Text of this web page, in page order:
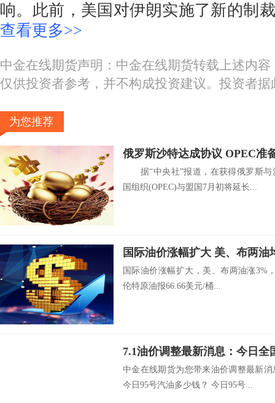
响。此前，美国对伊朗实施了新的制
查看更多>>
中金在线期货声明：中金在线期货转载上述内
仅供投资者参考，并不构成投资建议。投资者
为您推荐
俄罗斯沙特达成协议 OPEC准
据“中央社”报道，在获得俄罗斯与
国组织(OPEC)与盟国7月初将延长...
国际油价涨幅扩大 美、布两油
国际油价涨幅扩大，美、布两油涨3%
伦特原油报66.66美元/桶...
中金在线期货为您带来油价调整最新
今日95号汽油多少钱？ 今日95号...